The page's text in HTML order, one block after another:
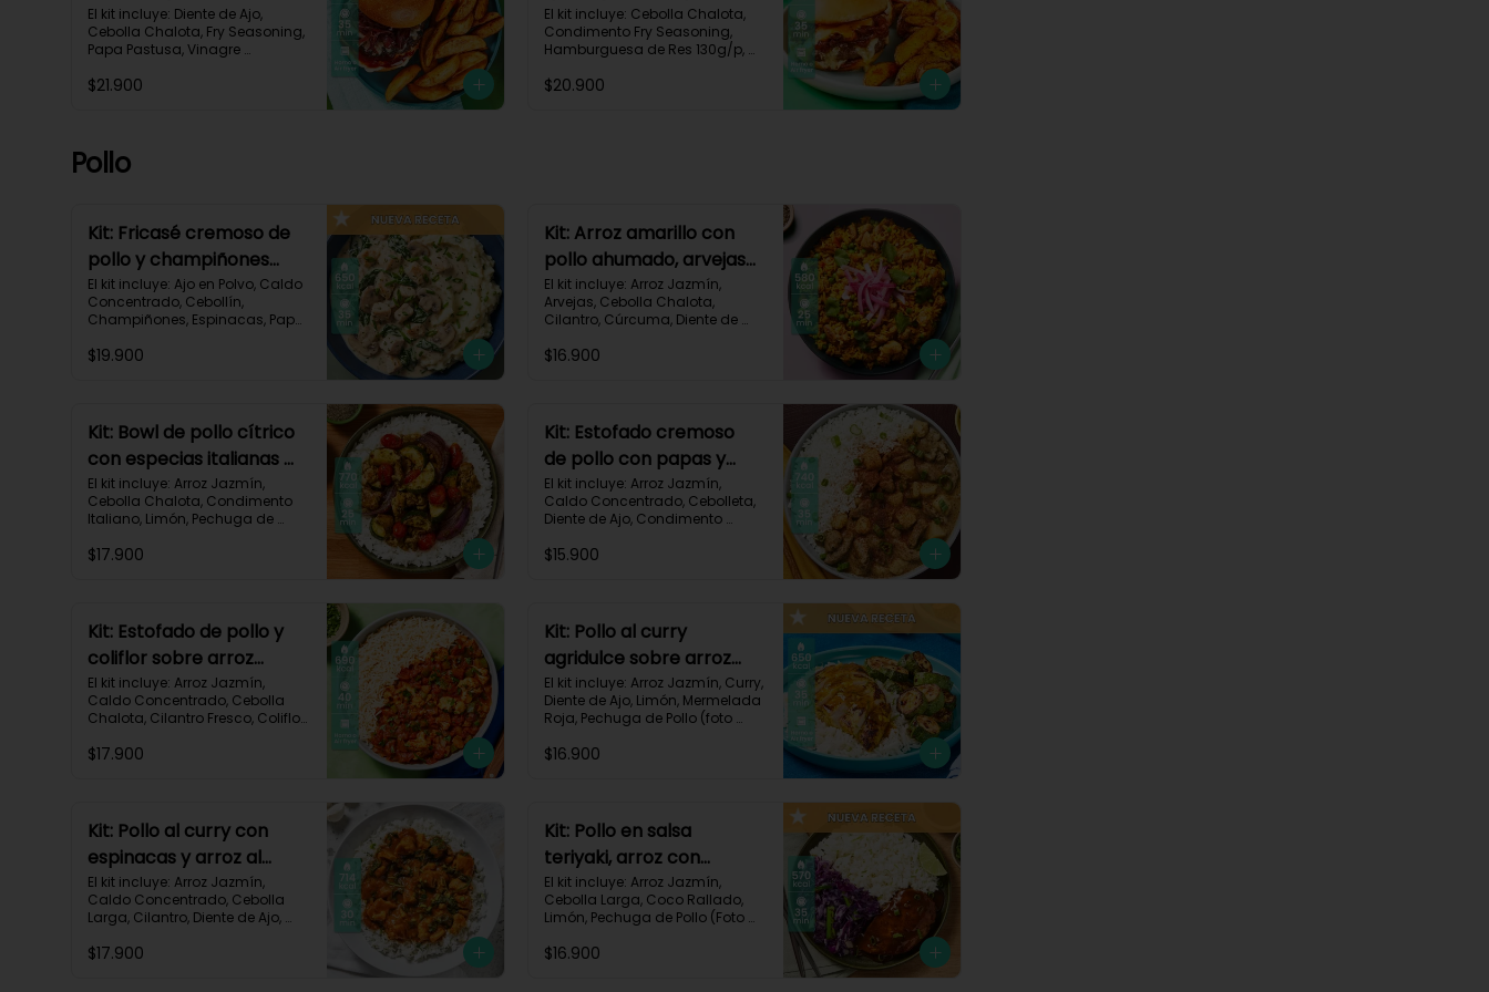
mermelada de chalota
y mayonesa de ajo-66
El kit incluye: Diente de Ajo,
Cebolla Chalota, Fry Seasoning,
Papa Pastusa, Vinagre
Hamburguesa de Res (125g/p),
Carbohidratos 88g | Grasas
$21.900
papas y cebolla
caramelizada-142
El kit incluye: Cebolla Chalota,
Condimento Fry Seasoning,
Hamburguesa de Res 130g/p,
Hamburguesa brioche, Papa
$20.900
Pollo
Kit: Fricasé cremoso de
pollo y champiñones
sobre puré de papa y
espinacas-152
El kit incluye: Ajo en Polvo, Caldo
Concentrado, Cebollín,
Champiñones, Espinacas, Papa
Pechuga de Pollo (foto 160g/p),
650 kcal	| Carbohidratos 52g |
Grasas 32g | Proteínas 41g
$19.900
Kit: Arroz amarillo con
pollo ahumado, arvejas
y cilantro-131
El kit incluye: Arroz Jazmín,
Arvejas, Cebolla Chalota,
Cilantro, Cúrcuma, Diente de
Pollo (foto 160g/p), Tomate,
| Proteínas 37g | 580 kcal
$16.900
Kit: Bowl de pollo cítrico
con especias italianas y
vegetales asados-135
El kit incluye: Arroz Jazmín,
Cebolla Chalota, Condimento
Italiano, Limón, Pechuga de
Teriyaki, Tomate Tipo Cherry,
Grasas 22g | Proteínas 37g
$17.900
Kit: Estofado cremoso
de pollo con papas y
arroz jazmín-127
El kit incluye: Arroz Jazmín,
Caldo Concentrado, Cebolleta,
Diente de Ajo, Condimento
de Pollo (foto 160g/p), Queso
Grasas 14g | Proteínas 41g
$15.900
Kit: Estofado de pollo y
coliflor sobre arroz
jazmín-106
El kit incluye: Arroz Jazmín,
Caldo Concentrado, Cebolla
Chalota, Cilantro Fresco, Coliflor
Pechuga de Pollo (foto 160g/p),
Carbohidratos 79g | Grasas 21g
| Proteínas 42g
$17.900
Kit: Pollo al curry
agridulce sobre arroz
jazmín y zucchini
horneado-148
El kit incluye: Arroz Jazmín, Curry,
Diente de Ajo, Limón, Mermelada
Roja, Pechuga de Pollo (foto
Verde, Receta Impresa.
$16.900
Kit: Pollo al curry con
espinacas y arroz al
cilantro-93
El kit incluye: Arroz Jazmín,
Caldo Concentrado, Cebolla
Larga, Cilantro, Diente de Ajo,
Tomate, Pechuga (foto 160g/p),
$17.900
Kit: Pollo en salsa
teriyaki, arroz con
ralladura de coco y
repollo salteado-143
El kit incluye: Arroz Jazmín,
Cebolla Larga, Coco Rallado,
Limón, Pechuga de Pollo (Foto
Teriyaki, Receta Impresa
$16.900